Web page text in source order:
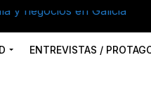
ENTREVISTAS /